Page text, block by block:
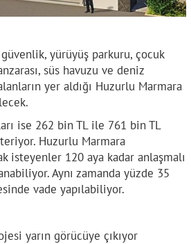
yürüyüş parkuru, çocuk
süs havuzu ve deniz
yer aldığı Huzurlu Marmara
ise 262 bin TL ile 761 bin TL
Huzurlu Marmara
isteyenler 120 aya kadar anlaşmalı
Aynı zamanda yüzde 35
vade yapılabiliyor.